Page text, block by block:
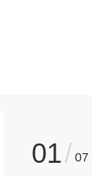
01/ 07